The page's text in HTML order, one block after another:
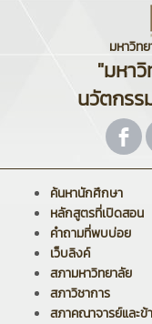
มหาวิท
"มหา
นวัตกรร
ค้นหานักศึกษา
หลักสูตรที่เปิดสอน
คำถามที่พบบ่อย
เว็บลิงค์
สภามหาวิทยาลัย
สภาวิชาการ
สภาคณาจารย์และข้